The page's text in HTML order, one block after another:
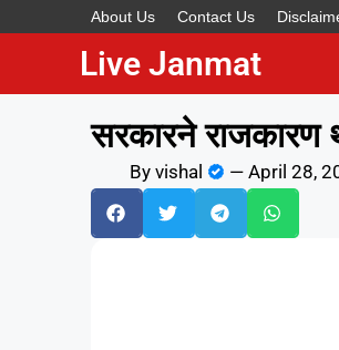
About Us Contact Us
Live Janmat
सरकारने राजकारण
By vishal — April 28,